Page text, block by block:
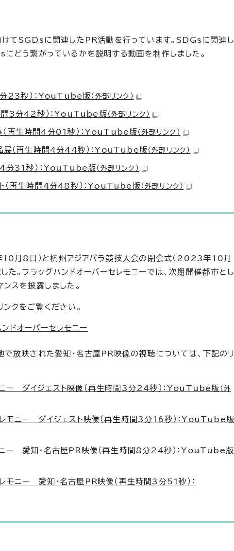
てSGDsに関連したPR活動を行っています。SDGsに関連し
どう繋がっているかを説明する動画を制作しました。
分23秒）：YouTube版 （外部リンク）
間3分42秒）：YouTube版 （外部リンク）
（再生時間4分01秒）：YouTube版 （外部リンク）
品展（再生時間4分44秒）：YouTube版 （外部リンク）
4分31秒）：YouTube版 （外部リンク）
ト（再生時間4分48秒）：YouTube版 （外部リンク）
月8日）と杭州アジアパラ競技大会の閉会式（2023年10月
。フラッグハンドオーバーセレモニーでは、次期開催都市とし
スを披露しました。
クをご覧ください。
ドオーバーセレモニー
で放映された愛知・名古屋PR映像の視聴については、下記のリ
ニー ダイジェスト映像（再生時間3分24秒）：YouTube版 （外
レモニー ダイジェスト映像（再生時間3分16秒）：YouTube版
ニー 愛知・名古屋PR映像（再生時間8分24秒）：YouTube版
モニー 愛知・名古屋PR映像（再生時間3分51秒）：